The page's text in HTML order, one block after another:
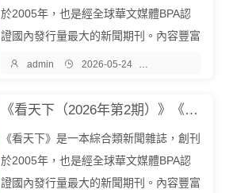
於2005年，也是經全球華文媒體BPA認
證國內發行量最大的新聞期刊。內容豐富
多元，包含時政、財經、科技、文化、娛
者展現更廣闊的世界和人生的更多可能。
 admin  2026-05-24 
《看天下（2026年第2期）》《看天下》雜誌社『中文EPUB電子書下載 - 爾書網』
《看天下》是一本綜合類新聞雜誌，創刊
於2005年，也是經全球華文媒體BPA認
證國內發行量最大的新聞期刊。內容豐富